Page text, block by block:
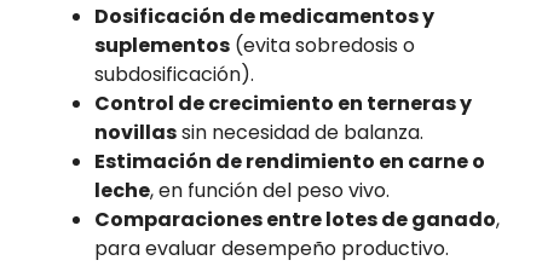
Dosificación de medicamentos y
suplementos (evita sobredosis o
subdosificación).
Control de crecimiento en terneras y
novillassin necesidad de balanza.
Estimación de rendimiento en carne o
leche, en función del peso vivo.
Comparaciones entre lotes de ganado,
para evaluar desempeño productivo.